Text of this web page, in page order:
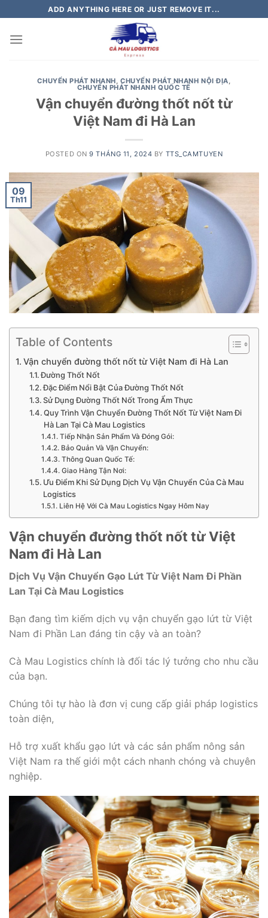
to
content
ADD ANYTHING HERE OR JUST REMOVE IT...
CHUYỂN PHÁT NHANH,CHUYỂN PHÁT NHANH NỘI ĐỊA,
CHUYỂN PHÁT NHANH QUỐC TẾ
Vận chuyển đường thốt nốt từ
Việt Nam đi Hà Lan
POSTED ON9 THÁNG 11, 2024 BY TTS_CAMTUYEN
09
Th11
Table of Contents
Vận chuyển đường thốt nốt từ Việt Nam đi Hà Lan
Đường Thốt Nốt
Đặc Điểm Nổi Bật Của Đường Thốt Nốt
Sử Dụng Đường Thốt Nốt Trong Ẩm Thực
Quy Trình Vận Chuyển Đường Thốt Nốt Từ Việt Nam Đi
Hà Lan Tại Cà Mau Logistics
Tiếp Nhận Sản Phẩm Và Đóng Gói:
Bảo Quản Và Vận Chuyển:
Thông Quan Quốc Tế:
Giao Hàng Tận Nơi:
Ưu Điểm Khi Sử Dụng Dịch Vụ Vận Chuyển Của Cà Mau
Logistics
Liên Hệ Với Cà Mau Logistics Ngay Hôm Nay
Vận chuyển đường thốt nốt từ Việt
Nam đi Hà Lan
Dịch Vụ Vận Chuyển Gạo Lứt Từ Việt Nam Đi Phần
Lan Tại Cà Mau Logistics
Bạn đang tìm kiếm dịch vụ vận chuyển gạo lứt từ Việt
Nam đi Phần Lan đáng tin cậy và an toàn?
Cà Mau Logistics chính là đối tác lý tưởng cho nhu cầu
của bạn.
Chúng tôi tự hào là đơn vị cung cấp giải pháp logistics
toàn diện,
Hỗ trợ xuất khẩu gạo lứt và các sản phẩm nông sản
Việt Nam ra thế giới một cách nhanh chóng và chuyên
nghiệp.